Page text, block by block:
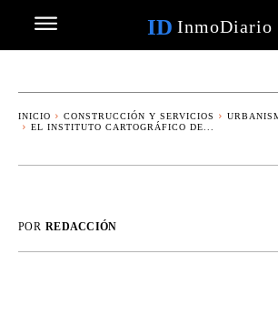
ID InmoDiario
INICIO CONSTRUCCIÓN Y SERVICIOS
EL INSTITUTO CARTOGRÁFICO DE...
POR REDACCIÓN